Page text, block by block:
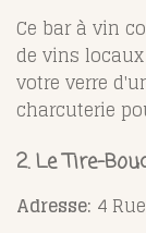
Ce bar à vin
de vins
votre verre
charcuterie
2. Le Tire-
Adresse: 4